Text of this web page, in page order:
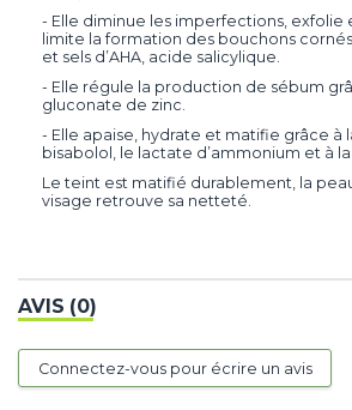
- Elle diminue les imperfections, exfolie
limite la formation des bouchons
et sels d’AHA, acide salicylique.
- Elle régule la production de sébum
gluconate de zinc.
- Elle apaise, hydrate et matifie grâce à
bisabolol, le lactate d’ammonium et à
Le teint est matifié durablement, la
visage retrouve sa netteté.
AVIS (0)
Connectez-vous pour écrire un avis